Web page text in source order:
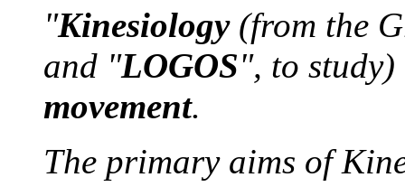
"Kinesiology(from the
and "LOGOS", to
movement.
The primary aims of